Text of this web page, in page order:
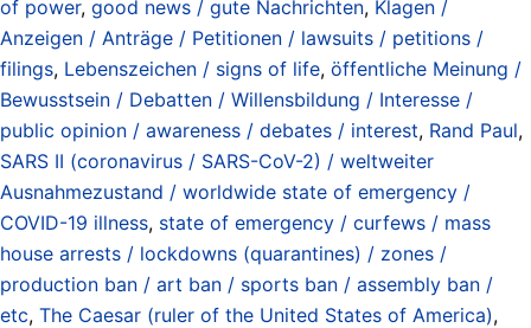
of power, good news / gute Nachrichten, Klagen /
Anzeigen / Anträge / Petitionen / lawsuits / petitions /
filings, Lebenszeichen / signs of life, öffentliche Meinung /
Bewusstsein / Debatten / Willensbildung / Interesse /
public opinion / awareness / debates / interest, Rand Paul,
SARS II (coronavirus / SARS-CoV-2) / weltweiter
Ausnahmezustand / worldwide state of emergency /
COVID-19 illness, state of emergency / curfews / mass
house arrests / lockdowns (quarantines) / zones /
production ban / art ban / sports ban / assembly ban /
etc, The Caesar (ruler of the United States of America),